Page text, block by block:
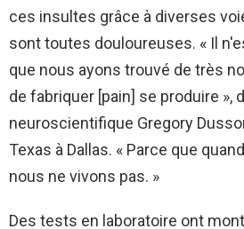
ces insultes grâce à diverses
sont toutes douloureuses. « Il
que nous ayons trouvé de très
de fabriquer [pain] se produire »,
neuroscientifique Gregory
Texas à Dallas. « Parce que
nous ne vivons pas. »
Des tests en laboratoire ont